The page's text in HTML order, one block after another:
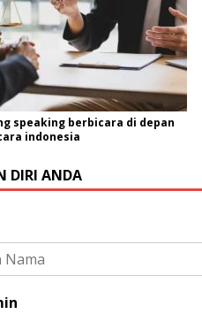
speaking berbicara di depan
indonesia
DIRI ANDA